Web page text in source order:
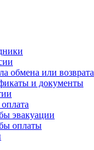
обмена или возврата
и документы
эвакуации
оплаты